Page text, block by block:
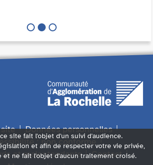
Données personnelles
: non conforme
et malentendants
Contact
site fait l'objet d'un suivi d'audience.
et afin de respecter votre vie privée,
et ne fait l'objet d'aucun traitement croisé.